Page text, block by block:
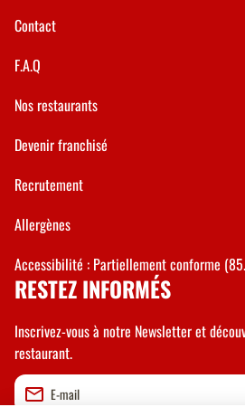
Contact
F.A.Q
Nos restaurants
Devenir franchisé
Recrutement
Allergènes
Accessibilité : Partiellement conforme
RESTEZ INFORMÉS
Inscrivez-vous à notre Newsletter et
restaurant.